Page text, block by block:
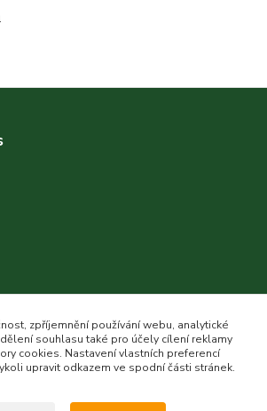
eshop.cz
zpříjemnění používání webu, analytické
souhlasu také pro účely cílení reklamy
cookies. Nastavení vlastních preferencí
upravit odkazem ve spodní části stránek.